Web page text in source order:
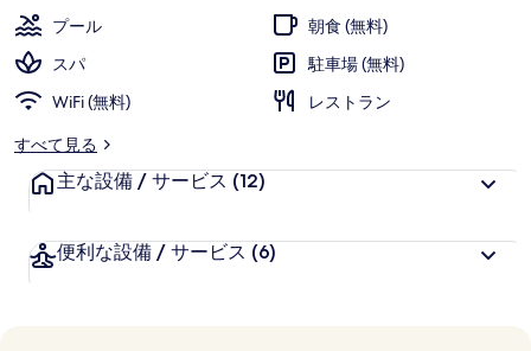
ン
リ
ゾ
ー
ト、
プール
朝食 (無料)
スパ
駐車場 (無料)
WiFi (無料)
レストラン
すべて見る
主な設備 / サービス (12)
便利な設備 / サービス (6)